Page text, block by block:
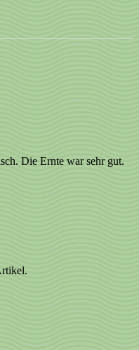
Die Ernte war sehr gut.